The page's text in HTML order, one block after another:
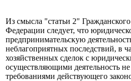
Из смысла "статьи 2"
Федерации следует, что
предпринимательскую
неблагоприятных последствий, в
хозяйственных сделок с
осуществляющими деятельность не
требованиями действующего